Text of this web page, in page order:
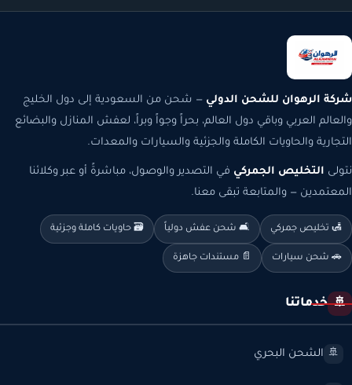
شركة الرهوان للشحن الدولي — شحن من السعودية إلى دول الخليج
والعالم العربي وباقي دول العالم، بحراً وجواً وبراً، لعفش المنازل والبضائع
التجارية والحاويات الكاملة والجزئية والسيارات والمعدات.
نتولى التخليص الجمركي في التصدير والوصول، مباشرةً أو عبر وكلائنا
المعتمدين — والمتابعة تبقى معنا.
🛃 تخليص جمركي 🛋️ شحن عفش دولياً 🗃️ حاويات كاملة وجزئية
🚗 شحن سيارات 📄 مستندات جاهزة
🚢 خدماتنا
🚢 الشحن البحري